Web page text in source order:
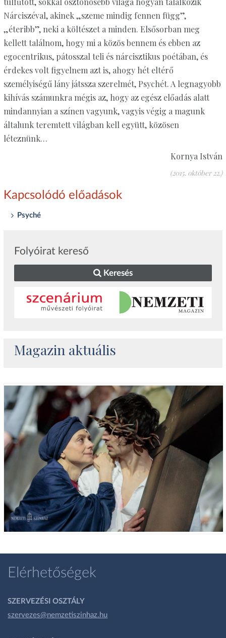
Nárciszéval, akinek „szeme mindig fennen függ”,
„éteribb”, neki a költészet a minden. Elsősorban meg
kellett találnom, hogy mi a közös bennem és ebben az
egocentrikus, pátosszal teli és nárcisztikus poé­tában, és
érdekes volt figyelnem azt is, ahogy hét eltérő
személyiségű lány játssza szerelmét, Psychét. A legnagyobb
kihívás számunkra mégis az, hogy az egész előadás alatt
mindannyian a színen vagyunk, vagyis végig a magunk
általunk teremtett világban kell együtt, közösen
léteznünk…
Kornya István
(2015. október 22.)
Kapcsolódó előadások
Psyché
Folyóirat kereső
Keresés
Magazin aktuális
Elérhetőségek
SZERVEZÉSI OSZTÁLY
szervezes@nemzetiszinhaz.hu